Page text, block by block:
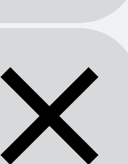
Banda: